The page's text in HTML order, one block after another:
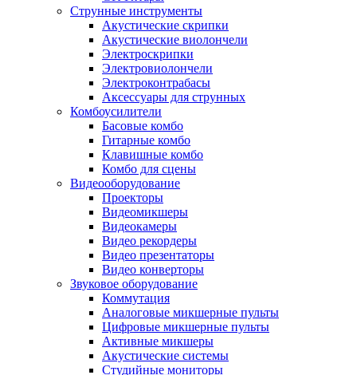
Струнные инструменты
Акустические скрипки
Акустические виолончели
Электроскрипки
Электровиолончели
Электроконтрабасы
Аксессуары для струнных
Комбоусилители
Басовые комбо
Гитарные комбо
Клавишные комбо
Комбо для сцены
Видеооборудование
Проекторы
Видеомикшеры
Видеокамеры
Видео рекордеры
Видео презентаторы
Видео конверторы
Звуковое оборудование
Коммутация
Аналоговые микшерные пульты
Цифровые микшерные пульты
Активные микшеры
Акустические системы
Студийные мониторы